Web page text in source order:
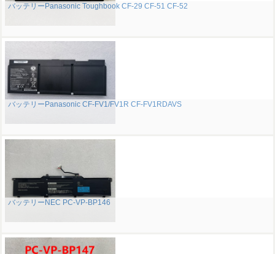
バッテリーPanasonic Toughbook CF-29 CF-51 CF-52
バッテリーPanasonic CF-FV1/FV1R CF-FV1RDAVS
バッテリーNEC PC-VP-BP146